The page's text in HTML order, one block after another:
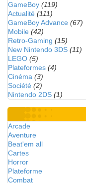
GameBoy (119)
Actualité (111)
GameBoy Advance (67)
Mobile (42)
Retro-Gaming (15)
New Nintendo 3DS (11)
LEGO (5)
Plateformes (4)
Cinéma (3)
Société (2)
Nintendo 2DS (1)
Arcade
Aventure
Beat'em all
Cartes
Horror
Plateforme
Combat